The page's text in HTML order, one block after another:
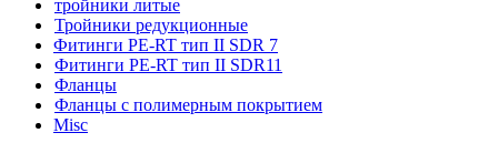
тройники литые
Тройники редукционные
Фитинги PE-RT тип II SDR 7
Фитинги PE-RT тип II SDR11
Фланцы
Фланцы с полимерным покрытием
Misc